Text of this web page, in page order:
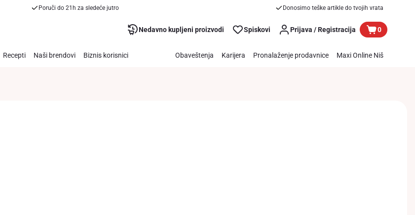
Poruči do 21h za sledeće jutro Donosimo teške artikle do tvojih vrata
Nedavno kupljeni proizvodi Spiskovi Prijava / Registracija 0
Recepti Naši brendovi Biznis korisnici Obaveštenja Karijera Pronalaženje prodavnice Maxi Online Niš